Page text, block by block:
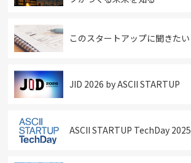
このスタートアップに聞きたい
JID 2026 by ASCII STARTUP
ASCII STARTUP TechDay 2025